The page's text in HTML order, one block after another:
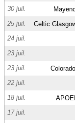
30 juil.
25 juil. Celtic
24 juil.
23 juil.
23 juil.
22 juil.
18 juil.
17 juil.